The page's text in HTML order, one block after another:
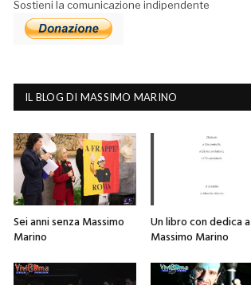
Sostieni la comunicazione indipendente
IL BLOG DI MASSIMO MARINO
Sei anni senza Massimo
Marino
Un libro con dedica a
Massimo Marino